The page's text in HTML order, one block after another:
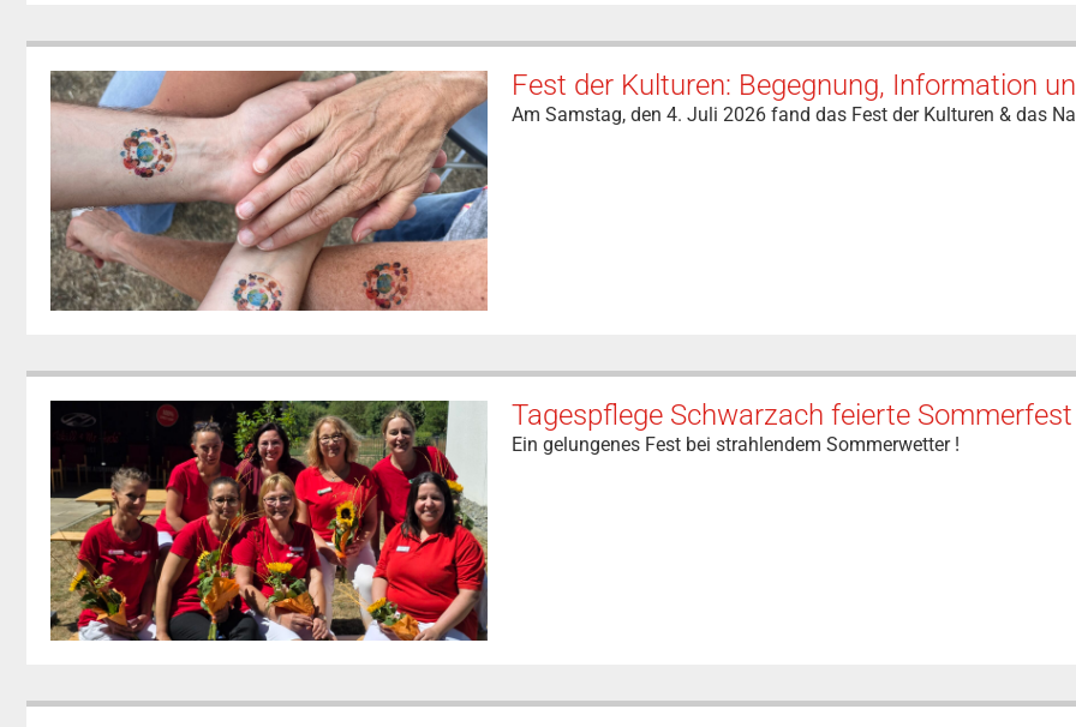
Fest der Kulturen: Begegnung, Information
Am Samstag, den 4. Juli 2026 fand das Fest der Kulturen & das
Tagespflege Schwarzach feierte
Ein gelungenes Fest bei strahlendem Sommerwetter !